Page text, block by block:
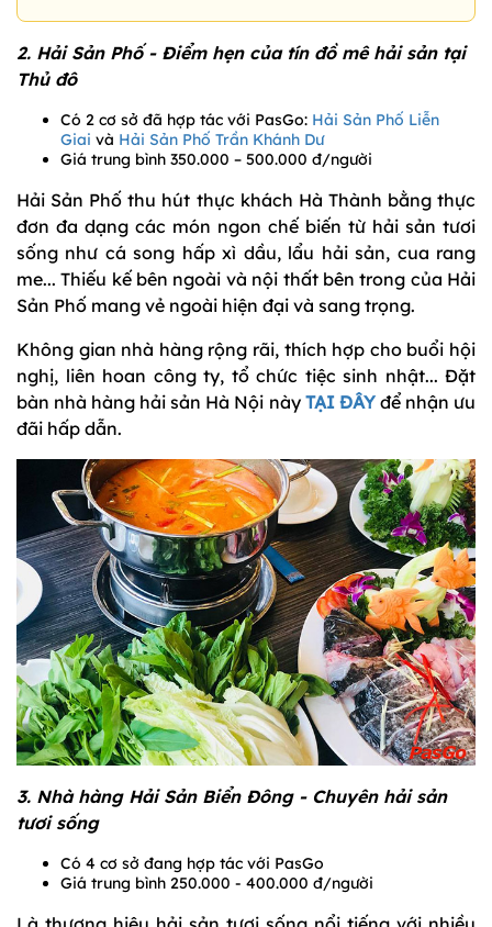
2. Hải Sản Phố - Điểm hẹn của tín đồ mê hải sản tại
Thủ đô
Có 2 cơ sở đã hợp tác với PasGo: Hải Sản Phố Liễn
Giai và Hải Sản Phố Trần Khánh Dư
Giá trung bình 350.000 – 500.000 đ/người
Hải Sản Phố thu hút thực khách Hà Thành bằng thực
đơn đa dạng các món ngon chế biến từ hải sản tươi
sống như cá song hấp xì dầu, lẩu hải sản, cua rang
me... Thiếu kế bên ngoài và nội thất bên trong của Hải
Sản Phố mang vẻ ngoài hiện đại và sang trọng.
Không gian nhà hàng rộng rãi, thích hợp cho buổi hội
nghị, liên hoan công ty, tổ chức tiệc sinh nhật... Đặt
bàn nhà hàng hải sản Hà Nội này TẠI ĐÂYđể nhận ưu
đãi hấp dẫn.
3. Nhà hàng Hải Sản Biển Đông - Chuyên hải sản
tươi sống
Có 4 cơ sở đang hợp tác với PasGo
Giá trung bình 250.000 - 400.000 đ/người